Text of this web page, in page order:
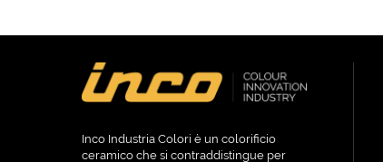
Inco Industria Colori è un colorificio
ceramico che si contraddistingue per